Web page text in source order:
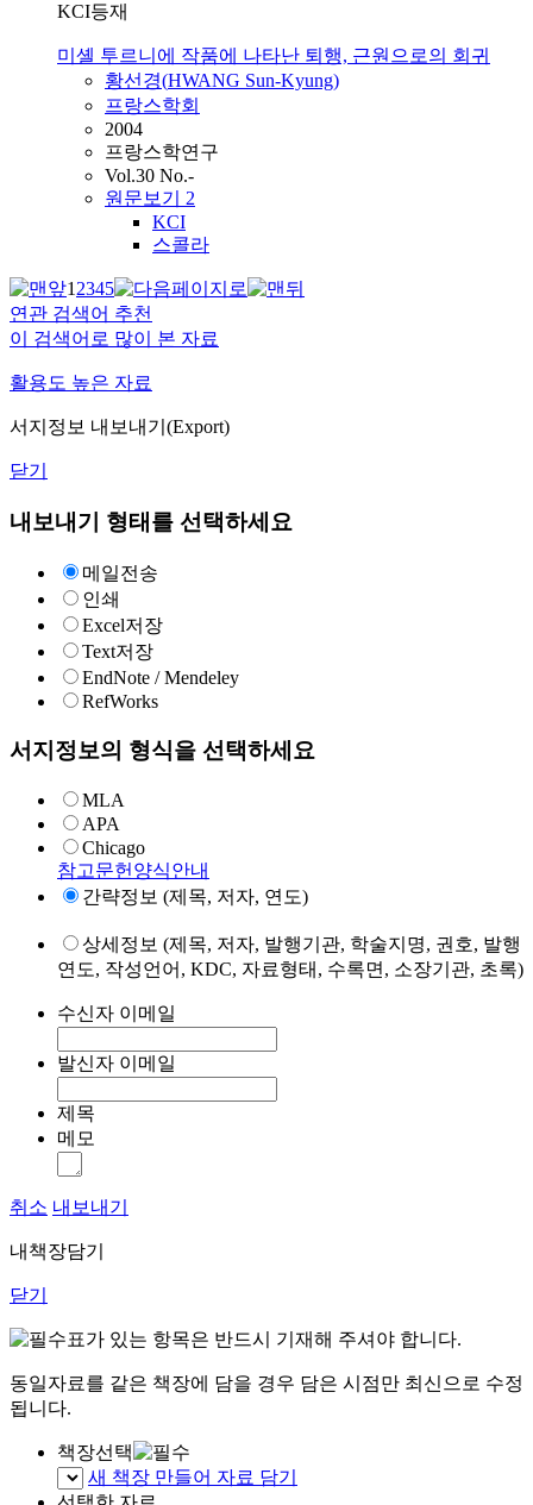
KCI등재
미셸 투르니에 작품에 나타난 퇴행, 근원으로의 회귀
황선경(HWANG Sun-Kyung)
프랑스학회
2004
프랑스학연구
Vol.30 No.-
원문보기 2
KCI
스콜라
12345
연관 검색어 추천
이 검색어로 많이 본 자료
활용도 높은 자료
서지정보 내보내기(Export)
닫기
내보내기 형태를 선택하세요
메일전송
인쇄
Excel저장
Text저장
EndNote / Mendeley
RefWorks
서지정보의 형식을 선택하세요
MLA
APA
Chicago
참고문헌양식안내
간략정보 (제목, 저자, 연도)
상세정보 (제목, 저자, 발행기관, 학술지명, 권호, 발행
연도, 작성언어, KDC, 자료형태, 수록면, 소장기관, 초록)
수신자 이메일
발신자 이메일
제목
메모
취소 내보내기
내책장담기
닫기
표가 있는 항목은 반드시 기재해 주셔야 합니다.
동일자료를 같은 책장에 담을 경우 담은 시점만 최신으로 수정
됩니다.
책장선택
새 책장 만들어 자료 담기